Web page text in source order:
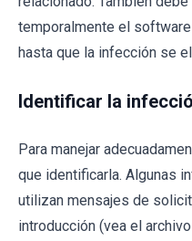
temporalmente el
hasta que la infección se
Identificar la
Para manejar
que identificarla. Algunas
utilizan mensajes de
introducción (vea el